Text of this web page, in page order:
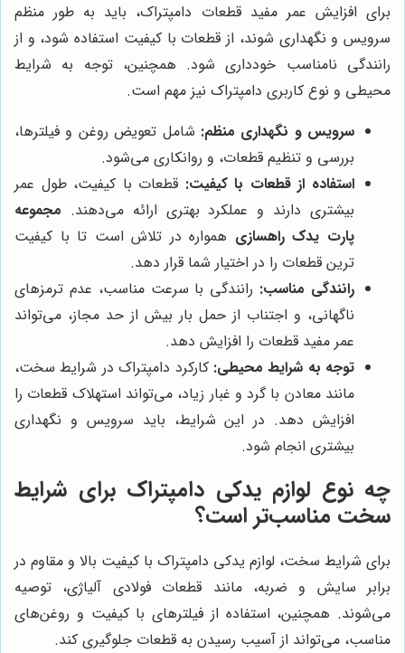
برای افزایش عمر مفید قطعات دامپتراک، باید به طور منظم
سرویس و نگهداری شوند، از قطعات با کیفیت استفاده شود، و از
رانندگی نامناسب خودداری شود. همچنین، توجه به شرایط
محیطی و نوع کاربری دامپتراک نیز مهم است.
سرویس و نگهداری منظم: شامل تعویض روغن و فیلترها،
بررسی و تنظیم قطعات، و روانکاری می‌شود.
استفاده از قطعات با کیفیت: قطعات با کیفیت، طول عمر
بیشتری دارند و عملکرد بهتری ارائه می‌دهند. مجموعه
پارت یدک راهسازی همواره در تلاش است تا با کیفیت
ترین قطعات را در اختیار شما قرار دهد.
رانندگی مناسب: رانندگی با سرعت مناسب، عدم ترمزهای
ناگهانی، و اجتناب از حمل بار بیش از حد مجاز، می‌تواند
عمر مفید قطعات را افزایش دهد.
توجه به شرایط محیطی: کارکرد دامپتراک در شرایط سخت،
مانند معادن با گرد و غبار زیاد، می‌تواند استهلاک قطعات را
افزایش دهد. در این شرایط، باید سرویس و نگهداری
بیشتری انجام شود.
چه نوع لوازم یدکی دامپتراک برای شرایط
سخت مناسب‌تر است؟
برای شرایط سخت، لوازم یدکی دامپتراک با کیفیت بالا و مقاوم در
برابر سایش و ضربه، مانند قطعات فولادی آلیاژی، توصیه
می‌شوند. همچنین، استفاده از فیلترهای با کیفیت و روغن‌های
مناسب، می‌تواند از آسیب رسیدن به قطعات جلوگیری کند.